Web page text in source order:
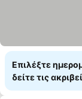
Επιλέξτε
δείτε τις